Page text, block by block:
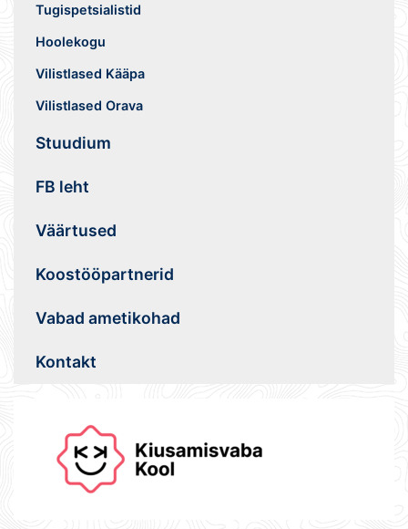
Tugispetsialistid
Hoolekogu
Vilistlased Kääpa
Vilistlased Orava
Stuudium
FB leht
Väärtused
Koostööpartnerid
Vabad ametikohad
Kontakt